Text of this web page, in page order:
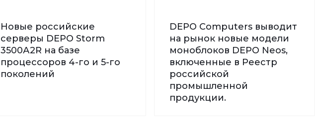
Новые российские
серверы DEPO Storm
3500А2R на базе
процессоров 4-го и 5-го
поколений
DEPO Computers выводит
на рынок новые модели
моноблоков DEPO Neos,
включенные в Реестр
российской
промышленной
продукции.